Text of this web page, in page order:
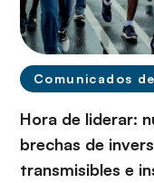
Comunicados
Hora de liderar:
brechas de
transmisibles e